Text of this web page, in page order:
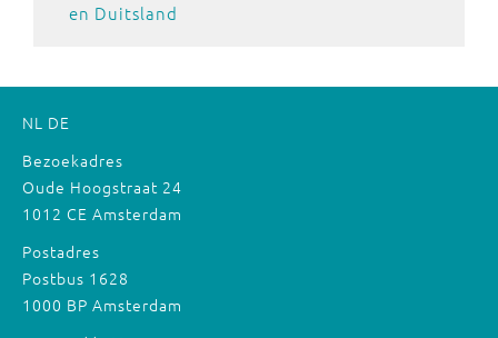
en Duitsland
NL DE
Bezoekadres
Oude Hoogstraat 24
1012 CE Amsterdam
Postadres
Postbus 1628
1000 BP Amsterdam